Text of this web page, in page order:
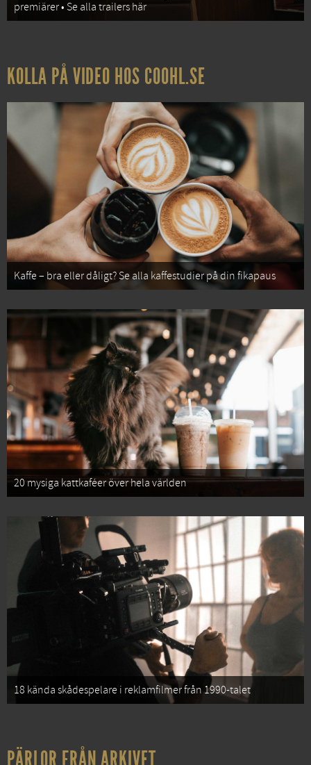
premiärer • Se alla trailers här
KOLLA PÅ VIDEO HOS COOHL.SE
Kaffe – bra eller dåligt? Se alla kaffestudier på din fikapaus
20 mysiga kattkaféer över hela världen
18 kända skådespelare i reklamfilmer från 1990-talet
PÄRLOR FRÅN ARKIVET